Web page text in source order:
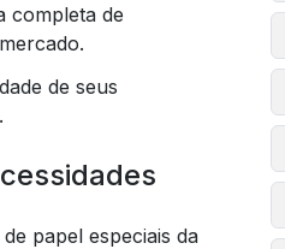
completa de
de seus
papel especiais da